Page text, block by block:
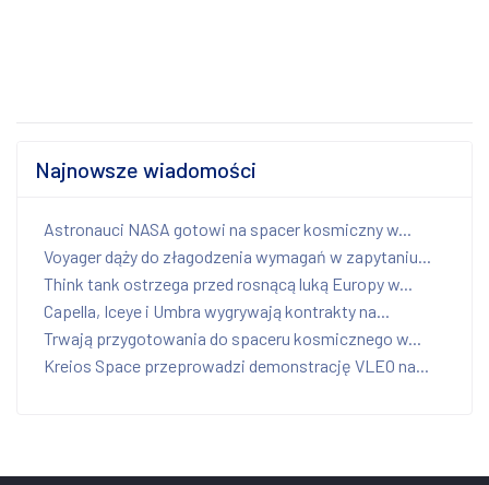
Najnowsze wiadomości
Astronauci NASA gotowi na spacer kosmiczny w...
Voyager dąży do złagodzenia wymagań w zapytaniu...
Think tank ostrzega przed rosnącą luką Europy w...
Capella, Iceye i Umbra wygrywają kontrakty na...
Trwają przygotowania do spaceru kosmicznego w...
Kreios Space przeprowadzi demonstrację VLEO na...